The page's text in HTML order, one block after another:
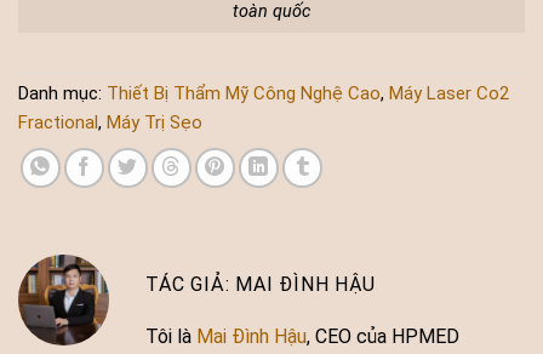
toàn quốc
Danh mục: Thiết Bị Thẩm Mỹ Công Nghệ Cao, Máy Laser Co2
Fractional, Máy Trị Sẹo
MAI ĐÌNH HẬU
Tôi là Mai Đình Hậu, CEO của HPMED